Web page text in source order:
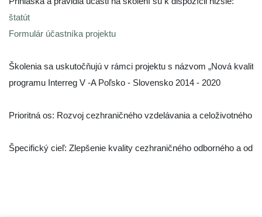
štatút
Formulár účastníka projektu
Školenia sa uskutočňujú v rámci projektu s názvom „Nová
programu Interreg V -A Poľsko - Slovensko 2014 - 2020
Prioritná os: Rozvoj cezhraničného vzdelávania a celoživotného
Špecifický cieľ: Zlepšenie kvality cezhraničného odborného a